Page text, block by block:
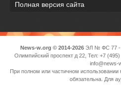
Полная версия сайта
News-w.org © 2014-2026ЭЛ № ФС 77 -
Олимпийский проспект д 22, Тел: +7
info@news-
При полном или частичном
обязательна. Для